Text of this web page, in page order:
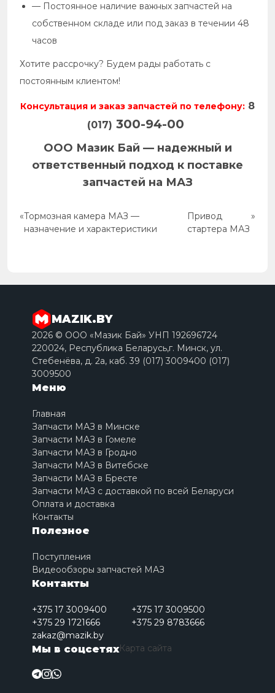
— Постоянное наличие важных запчастей на
собственном складе или под заказ в течении 48
часов
Хотите рассрочку? Будем рады работать с
постоянным клиентом!
Консультация и заказ запчастей по телефону: 8
(017) 300-94-00
ООО Мазик Бай — надежный и
ответственный подход к поставке
запчастей на МАЗ
«Тормозная камера МАЗ —
назначение и характеристики
Привод
стартера МАЗ
»
MAZIK.BY
2026 © ООО «Мазик Бай» УНП 192696724
220024, Республика Беларусь,г. Минск, ул.
Стебенёва, д. 2a, каб. 39 (017) 3009400 (017)
3009500
Меню
Главная
Запчасти МАЗ в Минске
Запчасти МАЗ в Гомеле
Запчасти МАЗ в Гродно
Запчасти МАЗ в Витебске
Запчасти МАЗ в Бресте
Запчасти МАЗ с доставкой по всей Беларуси
Оплата и доставка
Контакты
Полезное
Поступления
Видеообзоры запчастей МАЗ
Контакты
+375 17 3009400
+375 17 3009500
+375 29 1721666
+375 29 8783666
zakaz@mazik.by
Мы в соцсетяхКарта сайта